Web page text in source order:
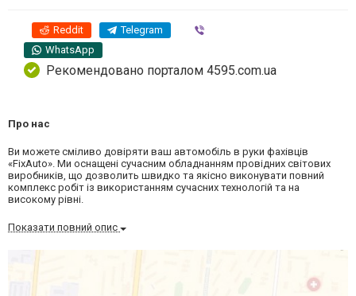
Reddit Telegram
WhatsApp
Рекомендовано порталом 4595.com.ua
Про нас
Ви можете сміливо довіряти ваш автомобіль в руки фахівців
«FixAuto». Ми оснащені сучасним обладнанням провідних світових
виробників, що дозволить швидко та якісно виконувати повний
комплекс робіт із використанням сучасних технологій та на
високому рівні.
Показати повний опис